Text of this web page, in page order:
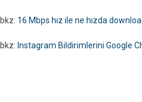
bkz: 16 Mbps hız ile ne hızda
bkz: Instagram Bildirimlerini Google